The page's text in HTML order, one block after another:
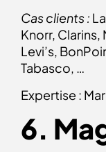
Cas clients :
Knorr, Clarins,
Levi’s,
Tabasco, …
Expertise :
6.